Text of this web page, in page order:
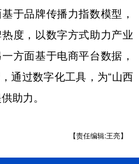
于品牌传播力指数模型，
度，以数字方式助力产业
方面基于电商平台数据，
通过数字化工具，为“山西
助力。
【责任编辑:王亮】